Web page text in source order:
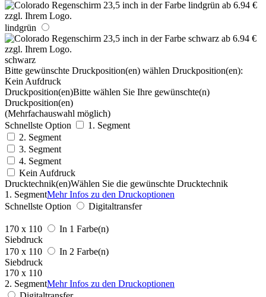
lindgrün
schwarz
Bitte gewünschte Druckposition(en) wählen Druckposition(en):
Kein Aufdruck
Druckposition(en)Bitte wählen Sie Ihre gewünschte(n)
Druckposition(en)
(Mehrfachauswahl möglich)
Schnellste Option
1. Segment
2. Segment
3. Segment
4. Segment
Kein Aufdruck
Drucktechnik(en)Wählen Sie die gewünschte Drucktechnik
1. SegmentMehr Infos zu den Druckoptionen
Schnellste Option
Digitaltransfer
170 x 110
In 1 Farbe(n)
Siebdruck
170 x 110
In 2 Farbe(n)
Siebdruck
170 x 110
2. SegmentMehr Infos zu den Druckoptionen